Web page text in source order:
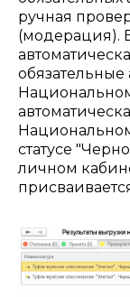
ручная
(модерация).
обязательные
статусе
личном